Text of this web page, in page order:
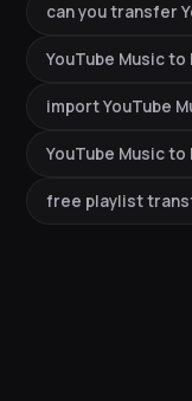
can you transfer
YouTube Music
import YouTube
YouTube Music
free playlist